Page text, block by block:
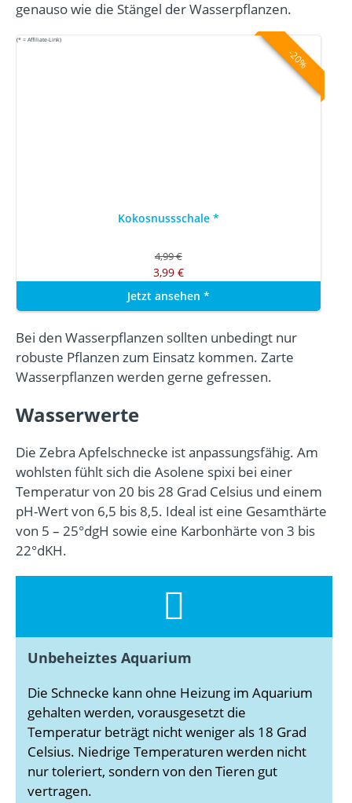
genauso wie die Stängel der Wasserpflanzen.
(* = Affiliate-Link)
-20%
Kokosnussschale *
4,99 €
3,99 €
Jetzt ansehen *
Bei den Wasserpflanzen sollten unbedingt nur
robuste Pflanzen zum Einsatz kommen. Zarte
Wasserpflanzen werden gerne gefressen.
Wasserwerte
Die Zebra Apfelschnecke ist anpassungsfähig. Am
wohlsten fühlt sich die Asolene spixi bei einer
Temperatur von 20 bis 28 Grad Celsius und einem
pH-Wert von 6,5 bis 8,5. Ideal ist eine Gesamthärte
von 5 – 25°dgH sowie eine Karbonhärte von 3 bis
22°dKH.
Unbeheiztes Aquarium
Die Schnecke kann ohne Heizung im Aquarium
gehalten werden, vorausgesetzt die
Temperatur beträgt nicht weniger als 18 Grad
Celsius. Niedrige Temperaturen werden nicht
nur toleriert, sondern von den Tieren gut
vertragen.